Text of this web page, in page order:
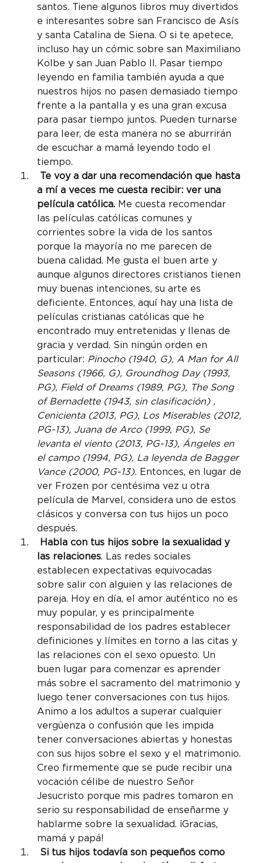
santos. Tiene algunos libros muy divertidos
e interesantes sobre san Francisco de Asís
y santa Catalina de Siena. O si te apetece,
incluso hay un cómic sobre san Maximiliano
Kolbe y san Juan Pablo II. Pasar tiempo
leyendo en familia también ayuda a que
nuestros hijos no pasen demasiado tiempo
frente a la pantalla y es una gran excusa
para pasar tiempo juntos. Pueden turnarse
para leer, de esta manera no se aburrirán
de escuchar a mamá leyendo todo el
tiempo.
a mí a veces me cuesta recibir: ver una
película católica. Me cuesta recomendar
las películas católicas comunes y
corrientes sobre la vida de los santos
porque la mayoría no me parecen de
buena calidad. Me gusta el buen arte y
aunque algunos directores cristianos tienen
muy buenas intenciones, su arte es
deficiente. Entonces, aquí hay una lista de
películas cristianas católicas que he
encontrado muy entretenidas y llenas de
gracia y verdad. Sin ningún orden en
particular: Pinocho (1940, G), A Man for All
Seasons (1966, G), Groundhog Day (1993,
PG), Field of Dreams (1989, PG), The Song
of Bernadette (1943, sin clasificación) ,
Cenicienta (2013, PG), Los Miserables (2012,
PG-13), Juana de Arco (1999, PG), Se
levanta el viento (2013, PG-13), Ángeles en
el campo (1994, PG), La leyenda de Bagger
Vance (2000, PG-13). Entonces, en lugar de
ver Frozen por centésima vez u otra
película de Marvel, considera uno de estos
clásicos y conversa con tus hijos un poco
después.
las relaciones. Las redes sociales
establecen expectativas equivocadas
sobre salir con alguien y las relaciones de
pareja. Hoy en día, el amor auténtico no es
muy popular, y es principalmente
responsabilidad de los padres establecer
definiciones y límites en torno a las citas y
las relaciones con el sexo opuesto. Un
buen lugar para comenzar es aprender
más sobre el sacramento del matrimonio y
luego tener conversaciones con tus hijos.
Animo a los adultos a superar cualquier
vergüenza o confusión que les impida
tener conversaciones abiertas y honestas
con sus hijos sobre el sexo y el matrimonio.
Creo firmemente que se pude recibir una
vocación célibe de nuestro Señor
Jesucristo porque mis padres tomaron en
serio su responsabilidad de enseñarme y
hablarme sobre la sexualidad. ¡Gracias,
mamá y papá!